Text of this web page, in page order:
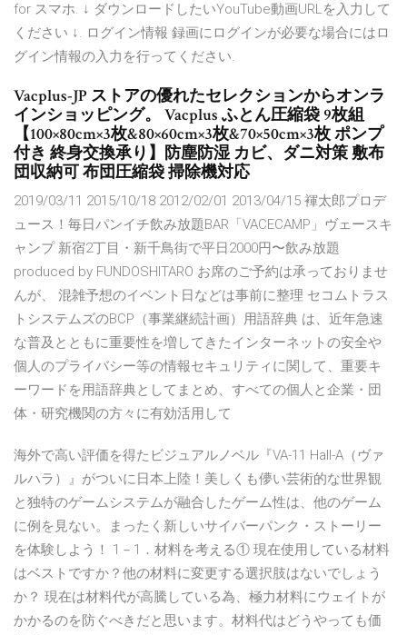
for スマホ. ↓ ダウンロードしたいYouTube動画URLを入力して
ください ↓. ログイン情報 録画にログインが必要な場合にはロ
グイン情報の入力を行ってください.
Vacplus-JP ストアの優れたセレクションからオンラ
インショッピング。 Vacplus ふとん圧縮袋 9枚組
【100×80cm×3枚&80×60cm×3枚&70×50cm×3枚 ポンプ
付き 終身交換承り】防塵防湿 カビ、ダニ対策 敷布
団収納可 布団圧縮袋 掃除機対応
2019/03/11 2015/10/18 2012/02/01 2013/04/15 褌太郎プロデ
ュース！毎日パンイチ飲み放題BAR「VACECAMP」ヴェースキ
ャンプ 新宿2丁目・新千鳥街で平日2000円〜飲み放題
produced by FUNDOSHITARO お席のご予約は承っておりませ
んが、 混雑予想のイベント日などは事前に整理 セコムトラス
トシステムズのBCP（事業継続計画）用語辞典 は、近年急速
な普及とともに重要性を増してきたインターネットの安全や
個人のプライバシー等の情報セキュリティに関して、重要キ
ーワードを用語辞典としてまとめ、すべての個人と企業・団
体・研究機関の方々に有効活用して
海外で高い評価を得たビジュアルノベル『VA-11 Hall-A（ヴァ
ルハラ）』がついに日本上陸！美しくも儚い芸術的な世界観
と独特のゲームシステムが融合したゲーム性は、他のゲーム
に例を見ない。まったく新しいサイバーパンク・ストーリー
を体験しよう！ 1－1．材料を考える① 現在使用している材料
はベストですか？他の材料に変更する選択肢はないでしょう
か？ 現在は材料代が高騰している為、極力材料にウェイトが
かかるのを防ぐべきだと思います。材料代はどうやっても価